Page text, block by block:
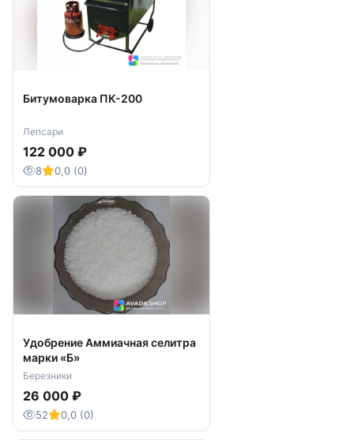
Битумоварка ПК-200
Лепсари
122 000 ₽
8 0,0 (0)
Удобрение Аммиачная селитра
марки «Б»
Березники
26 000 ₽
52 0,0 (0)